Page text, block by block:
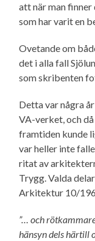
att när man
som har varit en
Ovetande om
det i alla fall
som skribenten
Detta var några
VA-verket, och
framtiden kunde
var heller inte
ritat av
Trygg. Valda
Arkitektur 10/
”… och
hänsyn dels härtill